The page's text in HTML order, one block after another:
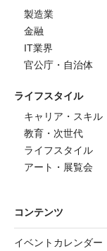
製造業
金融
IT業界
官公庁・自治体
ライフスタイル
キャリア・スキル
教育・次世代
ライフスタイル
アート・展覧会
コンテンツ
イベントカレンダー